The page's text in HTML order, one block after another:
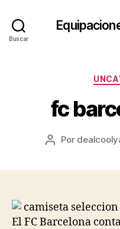
Buscar
fc
Autor
Por
El FC Barcelona